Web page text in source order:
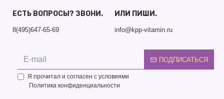
ЕСТЬ ВОПРОСЫ? ЗВОНИ.
8(495)647-65-69
ИЛИ ПИШИ.
info@kpp-vitamin.ru
ПОДПИСАТЬСЯ
Я прочитал и согласен с условиями
Политика конфиденциальности